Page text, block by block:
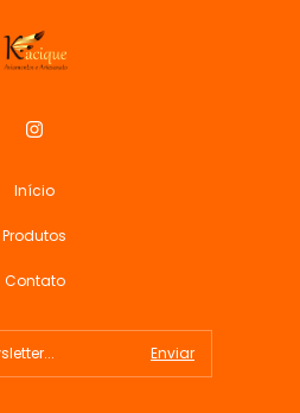
Início
Produtos
Contato